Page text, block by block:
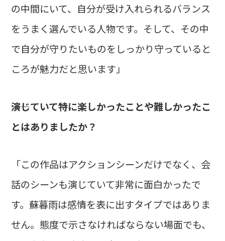
の中間にいて、自分が受け入れられるバランス
をうまく選んでいる人物です。そして、その中
で自分が守りたいものをしっかり守っていると
ころが魅力だと思います」
――演じていて特に楽しかったことや難しかったこ
とはありましたか？
「この作品はアクションシーンだけでなく、会
話のシーンも演じていて非常に面白かったで
す。蘇暮雨は感情を表に出すタイプではありま
せん。態度で示さなければならない場面でも、